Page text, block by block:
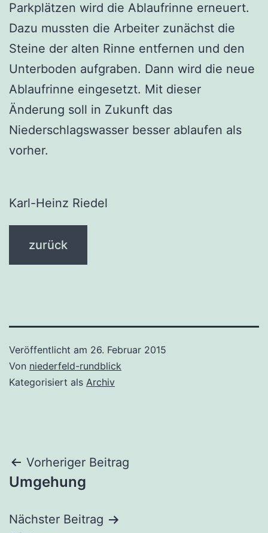
Parkplätzen wird die Ablaufrinne erneuert.
Dazu mussten die Arbeiter zunächst die
Steine der alten Rinne entfernen und den
Unterboden aufgraben. Dann wird die neue
Ablaufrinne eingesetzt. Mit dieser
Änderung soll in Zukunft das
Niederschlagswasser besser ablaufen als
vorher.
Karl-Heinz Riedel
zurück
Veröffentlicht am 26. Februar 2015
Von niederfeld-rundblick
Kategorisiert als Archiv
Beitragsnavigation
Vorheriger Beitrag
Umgehung
Nächster Beitrag